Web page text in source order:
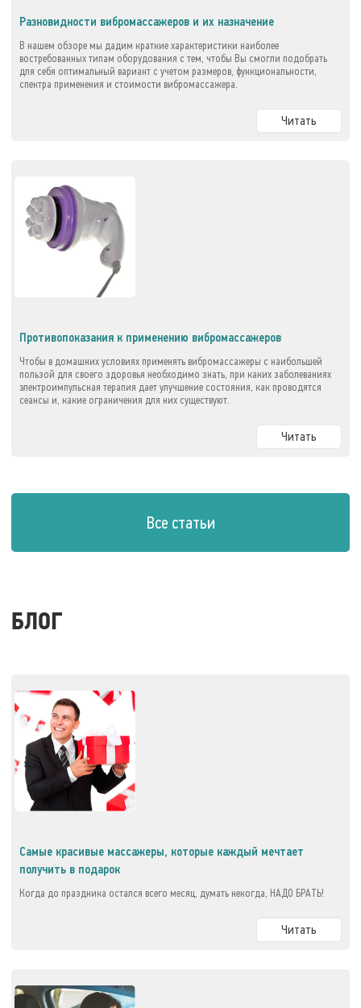
Разновидности вибромассажеров и их назначение
В нашем обзоре мы дадим краткие характеристики наиболее
востребованных типам оборудования с тем, чтобы Вы смогли подобрать
для себя оптимальный вариант с учетом размеров, функциональности,
спектра применения и стоимости вибромассажера.
Читать
Противопоказания к применению вибромассажеров
Чтобы в домашних условиях применять вибромассажеры с наибольшей
пользой для своего здоровья необходимо знать, при каких заболеваниях
электроимпульсная терапия дает улучшение состояния, как проводятся
сеансы и, какие ограничения для них существуют.
Читать
Все статьи
БЛОГ
Самые красивые массажеры, которые каждый мечтает
получить в подарок
Когда до праздника остался всего месяц, думать некогда, НАДО БРАТЬ!
Читать